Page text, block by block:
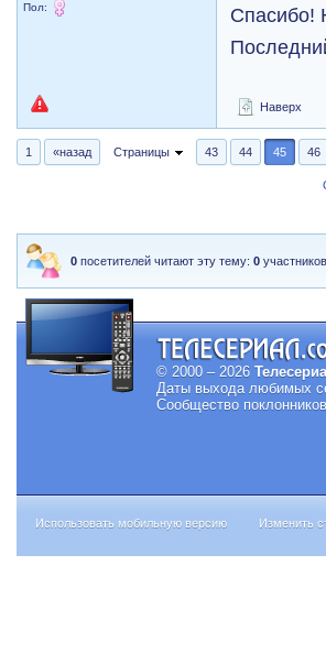
Пол:
Спасибо!
Наверх
1 «назад Страницы 43 44 45 46
0 посетителей читают эту тему:0
© 2000 – 2026
Даты выхода любимых
Сообщество
Использовать мобильную версию Изменить